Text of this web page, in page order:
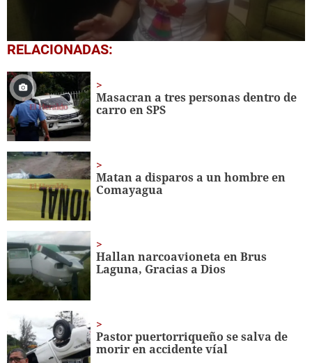
0
seconds
4
minutes,
46
seconds
RELACIONADAS:
Masacran a tres personas dentro de
carro en SPS
Matan a disparos a un hombre en
Comayagua
Hallan narcoavioneta en Brus
Laguna, Gracias a Dios
Pastor puertorriqueño se salva de
morir en accidente víal